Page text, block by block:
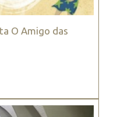
O Amigo das